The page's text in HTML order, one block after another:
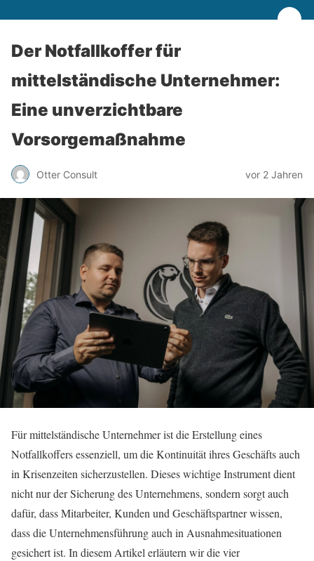
Der Notfallkoffer für
mittelständische Unternehmer:
Eine unverzichtbare
Vorsorgemaßnahme
Otter Consult vor 2 Jahren
Für mittelständische Unternehmer ist die Erstellung eines
Notfallkoffers essenziell, um die Kontinuität ihres Geschäfts auch
in Krisenzeiten sicherzustellen. Dieses wichtige Instrument dient
nicht nur der Sicherung des Unternehmens, sondern sorgt auch
dafür, dass Mitarbeiter, Kunden und Geschäftspartner wissen,
dass die Unternehmensführung auch in Ausnahmesituationen
gesichert ist. In diesem Artikel erläutern wir die vier